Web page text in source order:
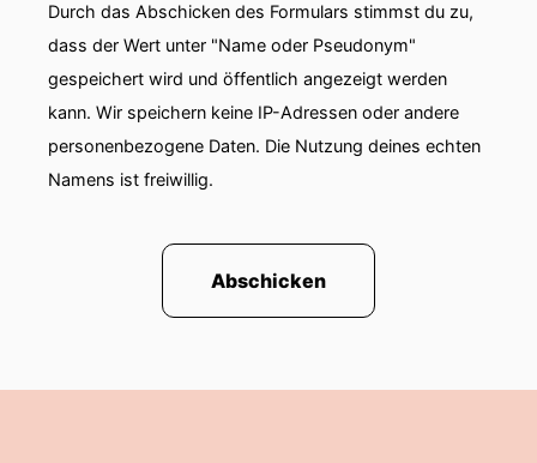
Durch das Abschicken des Formulars stimmst du zu,
dass der Wert unter "Name oder Pseudonym"
gespeichert wird und öffentlich angezeigt werden
kann. Wir speichern keine IP-Adressen oder andere
personenbezogene Daten. Die Nutzung deines echten
Namens ist freiwillig.
Abschicken